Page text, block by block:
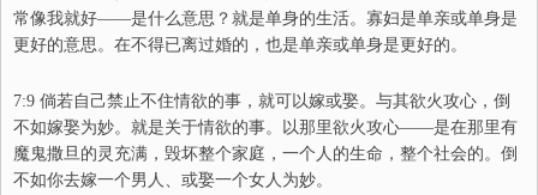
常像我就好——是什么意思？就是单身的生活。寡妇是单亲或单身是
更好的意思。在不得已离过婚的 ， 也是单亲或单身是更好的。
7:9 倘若自己禁止不住情欲的事 ，就可以嫁或娶。与其欲火攻心，倒
不如嫁娶为妙。 就是关于情欲的事。 以那里欲火攻心——是在那里有
魔鬼撒旦的灵充满，毁坏整个家庭，一个人的生命，整个社会的。倒
不如你去嫁一个男人 、 或娶一个女人为妙。